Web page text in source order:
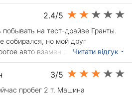
2.4/5
на тест-драйве Гранты.
собирался, но мой друг
авто взамен своей первой
инет, я ему
купившись видимо на пиар
Читати відгук
3/5
пробег 2 т. Машина